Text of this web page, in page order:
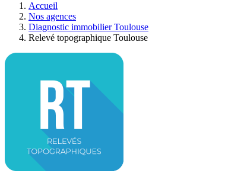
Accueil
Nos agences
Diagnostic immobilier Toulouse
Relevé topographique Toulouse